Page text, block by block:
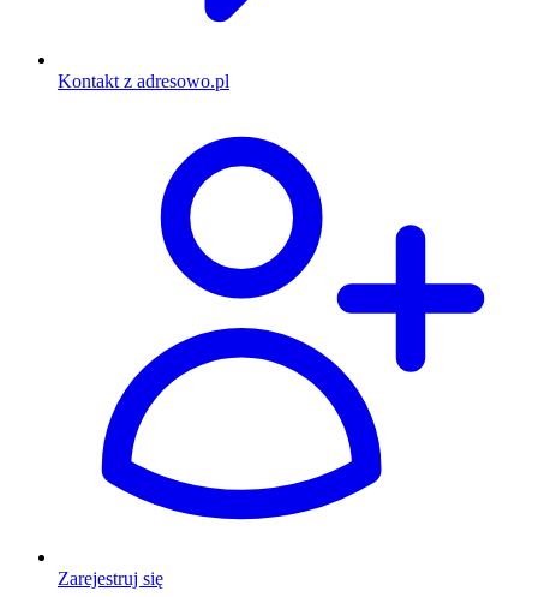
Kontakt z adresowo.pl
Zarejestruj się